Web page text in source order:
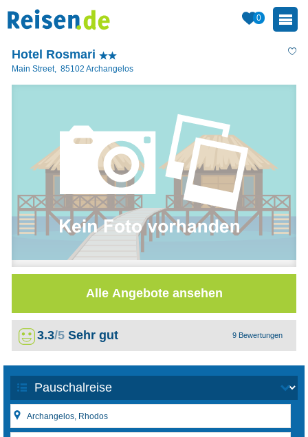
0
Hotel Rosmari
Main Street, 85102 Archangelos
Alle Angebote ansehen
3.3/5 Sehr gut 9 Bewertungen